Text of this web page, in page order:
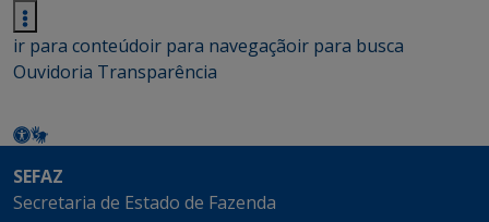
ir para conteúdoir para navegaçãoir para busca
Ouvidoria Transparência
SEFAZ
Secretaria de Estado de Fazenda